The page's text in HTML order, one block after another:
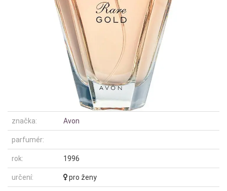
značka: Avon
parfumér:
rok: 1996
určení: pro ženy